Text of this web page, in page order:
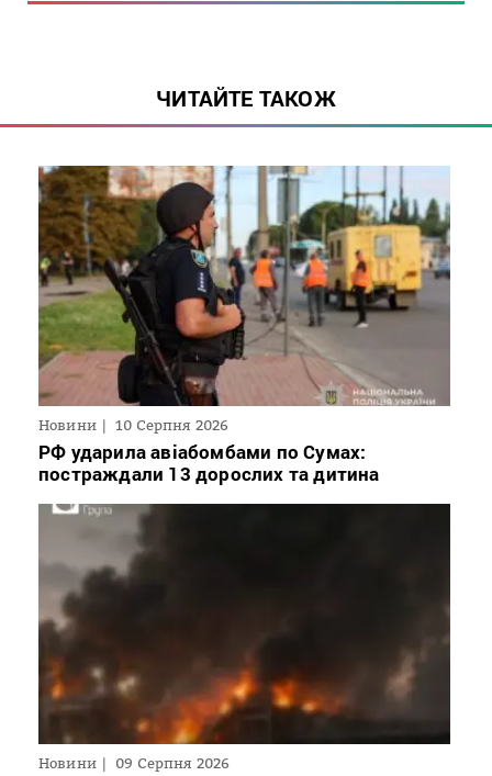
ЧИТАЙТЕ ТАКОЖ
Новини 10 Серпня 2026
РФ ударила авіабомбами по Сумах:
постраждали 13 дорослих та дитина
Новини 09 Серпня 2026